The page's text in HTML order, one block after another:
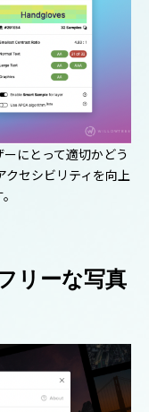
にとって適切かどう
セシビリティを向上
リーな写真